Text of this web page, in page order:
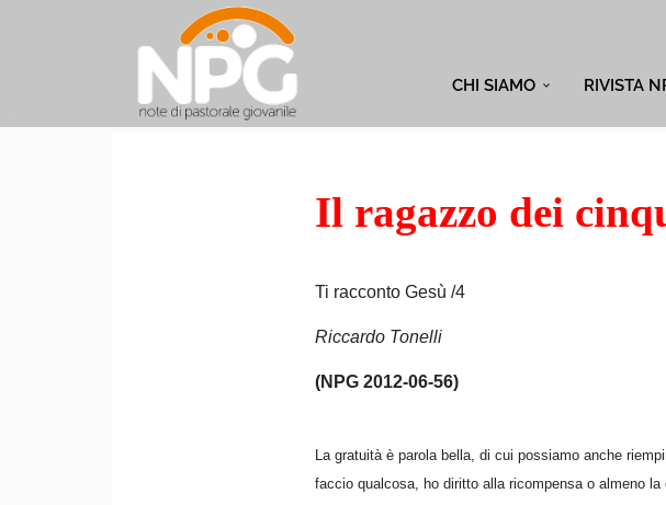
CHI SIAMO RIVISTA
Il ragazzo dei
Ti racconto Gesù /4
Riccardo Tonelli
(NPG 2012-06-56)
La gratuità è parola bella, di cui possiamo anche
faccio qualcosa, ho diritto alla ricompensa o almeno